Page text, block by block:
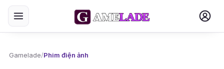
Gamelade/Phim điện ảnh